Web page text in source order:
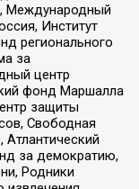
Международный
Институт
регионального
за
центр
фонд Маршалла
защиты
Свободная
за демократию,
Родники